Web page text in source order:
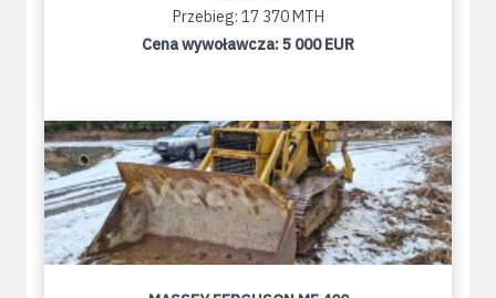
Przebieg: 17 370 MTH
Cena wywoławcza:5 000 EUR